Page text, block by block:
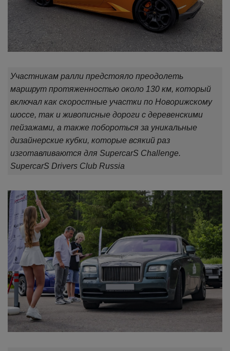
Участникам ралли предстояло преодолеть
маршрут протяженностью около 130 км, который
включал как скоростные участки по Новорижскому
шоссе, так и живописные дороги с деревенскими
пейзажами, а также побороться за уникальные
дизайнерские кубки, которые всякий раз
изготавливаются для SupercarS Сhallenge.
SupercarS Drivers Club Russia